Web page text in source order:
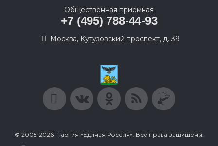
Общественная приемная
+7 (495) 788-44-93
Москва, Кутузовский проспект, д. 39
© 2005-2026, Партия «Единая Россия». Все права защищены.